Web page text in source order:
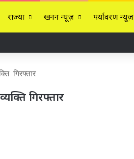
राज्यों खनन न्यूज़ पर्यावरण न्यूज़
गिरफ्तार
गिरफ्तार